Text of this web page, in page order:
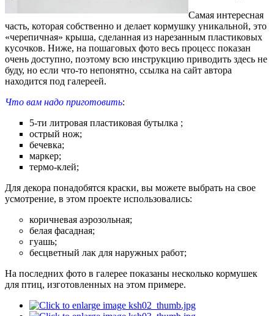
Самая интересная
часть, которая собственно и делает кормушку уникальной, это
«черепичная» крыша, сделанная из нарезанным пластиковых
кусочков. Ниже, на пошаговых фото весь процесс показан
очень доступно, поэтому всю инструкцию приводить здесь не
буду, но если что-то непонятно, ссылка на сайт автора
находится под галереей.
Что вам надо приготовить:
5-ти литровая пластиковая бутылка ;
острый нож;
бечевка;
маркер;
термо-клей;
Для декора понадобятся краски, вы можете выбрать на свое
усмотрение, в этом проекте использовались:
коричневая аэрозольная;
белая фасадная;
гуашь;
бесцветный лак для наружных работ;
На последних фото в галерее показаны несколько кормушек
для птиц, изготовленных на этом примере.